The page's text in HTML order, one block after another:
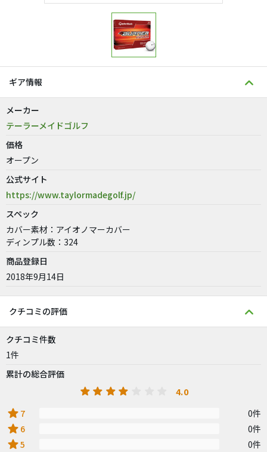
ギア情報
メーカー
テーラーメイドゴルフ
価格
オープン
公式サイト
https://www.taylormadegolf.jp/
スペック
カバー素材：アイオノマーカバー
ディンプル数：324
商品登録日
2018年9月14日
クチコミの評価
クチコミ件数
1件
累計の総合評価
4.0
star 7 0件
star 6 0件
star5 0件